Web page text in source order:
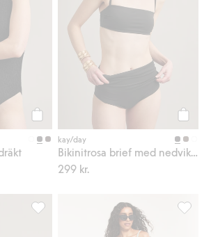
Köp Köp
kay/day
Bikinitrosa brief med nedvikbar midja
299 kr.
Vadderad bandeaubikini-bh, Lägg till